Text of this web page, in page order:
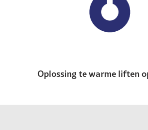
Oplossing te warme liften